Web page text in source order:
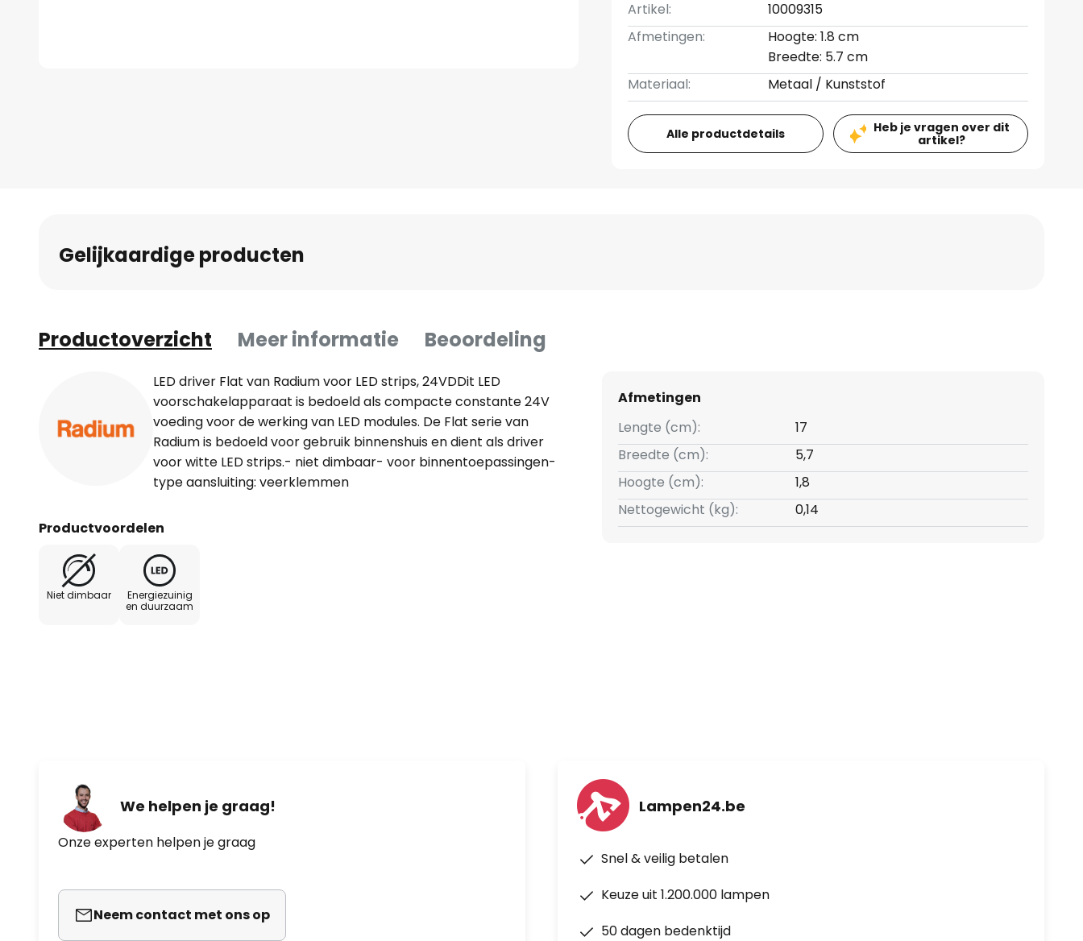
Artikel:
10009315
Afmetingen:
Hoogte: 1.8 cm
Breedte: 5.7 cm
Materiaal:
Metaal / Kunststof
Alle productdetails
Heb je vragen over dit
artikel?
Gelijkaardige producten
Productoverzicht Meer informatie Beoordeling
LED driver Flat van Radium voor LED strips, 24VDDit LED
voorschakelapparaat is bedoeld als compacte constante 24V
voeding voor de werking van LED modules. De Flat serie van
Radium is bedoeld voor gebruik binnenshuis en dient als driver
voor witte LED strips.- niet dimbaar- voor binnentoepassingen-
type aansluiting: veerklemmen
Productvoordelen
Niet dimbaar
Energiezuinig
en duurzaam
Afmetingen
Lengte (cm):
17
Breedte (cm):
5,7
Hoogte (cm):
1,8
Nettogewicht (kg):
0,14
We helpen je graag!
Onze experten helpen je graag
Neem contact met ons op
Lampen24.be
Snel & veilig betalen
Keuze uit 1.200.000 lampen
50 dagen bedenktijd